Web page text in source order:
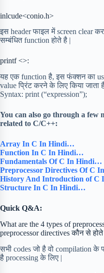
inlcude<conio.h>
इस header फाइल में screen clear
सम्बंधित function होते है |
printf <>:
यह एक function है, इस फंक्शन का
value प्रिंट करने के लिए किया जाता
Syntax: print (“expression”);
You can also go through a few
related to C/C++:
Array In C In Hindi…
Function In C In Hindi…
Fundamentals Of C In Hindi…
Preprocessor Directives Of C
History And Introduction of C
Structure In C In Hindi…
Quick Q&A:
What are the 4 types of
preprocessor directives कौन से
सभी codes जो है वो compilation के
है processing के लिए |